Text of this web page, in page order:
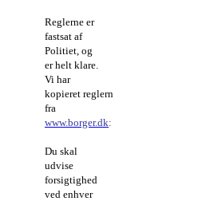
Reglerne er
fastsat af
Politiet, og
er helt klare.
Vi har
kopieret reglerne
fra
www.borger.dk:
Du skal
udvise
forsigtighed
ved enhver